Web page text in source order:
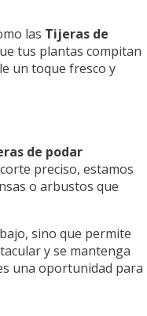
las Tijeras de
tus plantas compitan
un toque fresco y
de podar
preciso, estamos
o arbustos que
sino que permite
y se mantenga
una oportunidad para